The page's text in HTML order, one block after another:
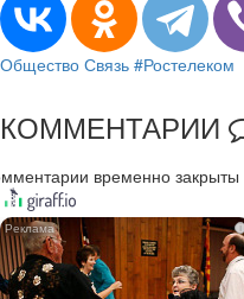
Общество Связь #Ростелеком
КОММЕНТАРИИ
временно закрыты
i